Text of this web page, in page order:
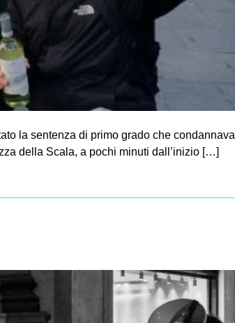
la sentenza di primo grado che condannava
della Scala, a pochi minuti dall’inizio […]